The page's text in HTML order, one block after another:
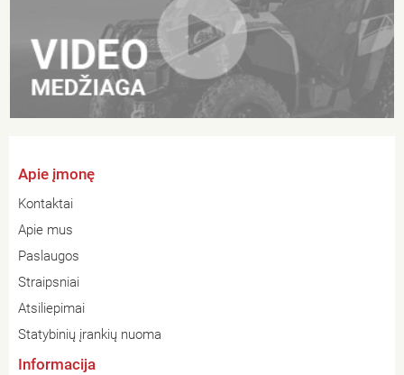
Apie įmonę
Kontaktai
Apie mus
Paslaugos
Straipsniai
Atsiliepimai
Statybinių įrankių nuoma
Informacija